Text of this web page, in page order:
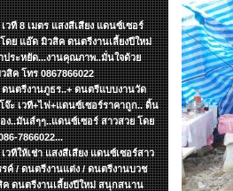
วที 8 เมตร แสงสีเสียง แดนซ์เซอร์
ดย แอ๊ด มิวสิค ดนตรีงานเลี้ยงปีใหม่
ประหยัด...งานคุณภาพ..มั่นใจด้วย
ค โทร 0867866022
ดนตรีงานภูธร..+ ดนตรีแบบงานวัด
โจ๊ะ เวที+ไฟ+แดนซ์เซอร์ราคาถูก.. ดิ้น
ง..มันส์ๆๆ..แดนซ์เซอร์ สาวสวย โดย
7866022...
วทีให้เช่า แสงสีเสียง แดนซ์เซอร์สาว
รค์ / ดนตรีงานแต่ง / ดนตรีงานบวช
ดนตรีงานเลี้ยงปีใหม่ สนุกสนาน